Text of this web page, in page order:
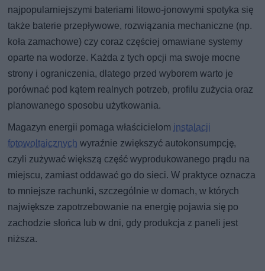
najpopularniejszymi bateriami litowo-jonowymi spotyka się
także baterie przepływowe, rozwiązania mechaniczne (np.
koła zamachowe) czy coraz częściej omawiane systemy
oparte na wodorze. Każda z tych opcji ma swoje mocne
strony i ograniczenia, dlatego przed wyborem warto je
porównać pod kątem realnych potrzeb, profilu zużycia oraz
planowanego sposobu użytkowania.
Magazyn energii pomaga właścicielom instalacji
fotowoltaicznych wyraźnie zwiększyć autokonsumpcję,
czyli zużywać większą część wyprodukowanego prądu na
miejscu, zamiast oddawać go do sieci. W praktyce oznacza
to mniejsze rachunki, szczególnie w domach, w których
największe zapotrzebowanie na energię pojawia się po
zachodzie słońca lub w dni, gdy produkcja z paneli jest
niższa.